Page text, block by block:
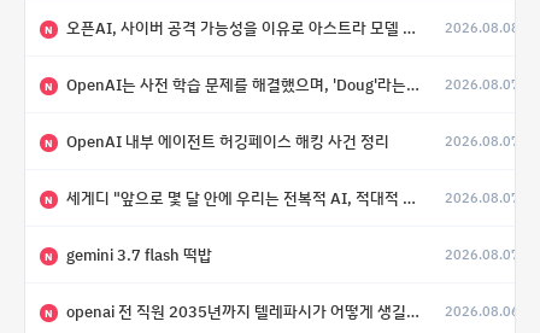
N 오픈AI, 사이버 공격 가능성을 이유로 아스트라 모델 출시 연기 2026.08.08
N OpenAI는 사전 학습 문제를 해결했으며, 'Doug'라는 코드명을 가진 훨씬 더 큰 모델을 활발히 개발 중 2026.08.07
N OpenAI 내부 에이전트 허깅페이스 해킹 사건 정리 2026.08.07
N 세게디 "앞으로 몇 달 안에 우리는 전복적 AI, 적대적 AI 둘 다 보게 될 것" 2026.08.07
N gemini 3.7 flash 떡밥 2026.08.07
N openai 전 직원 2035년까지 텔레파시가 어떻게 생길 수 있는지 2026.08.06